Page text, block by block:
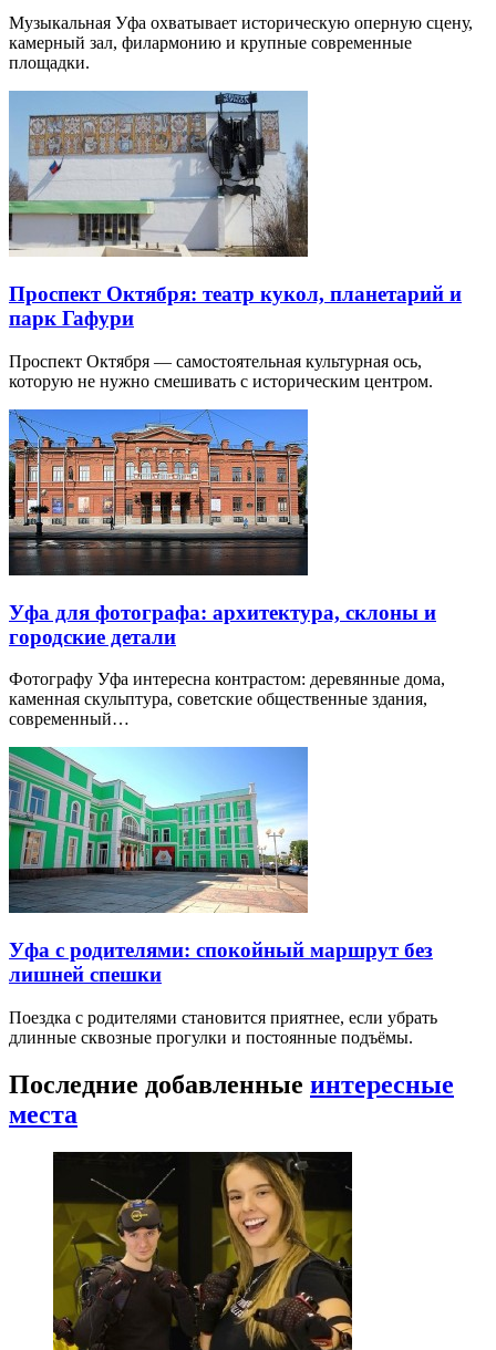
Музыкальная Уфа охватывает историческую оперную сцену,
камерный зал, филармонию и крупные современные
площадки.
Проспект Октября: театр кукол, планетарий и
парк Гафури
Проспект Октября — самостоятельная культурная ось,
которую не нужно смешивать с историческим центром.
Уфа для фотографа: архитектура, склоны и
городские детали
Фотографу Уфа интересна контрастом: деревянные дома,
каменная скульптура, советские общественные здания,
современный…
Уфа с родителями: спокойный маршрут без
лишней спешки
Поездка с родителями становится приятнее, если убрать
длинные сквозные прогулки и постоянные подъёмы.
Последние добавленные интересные
места